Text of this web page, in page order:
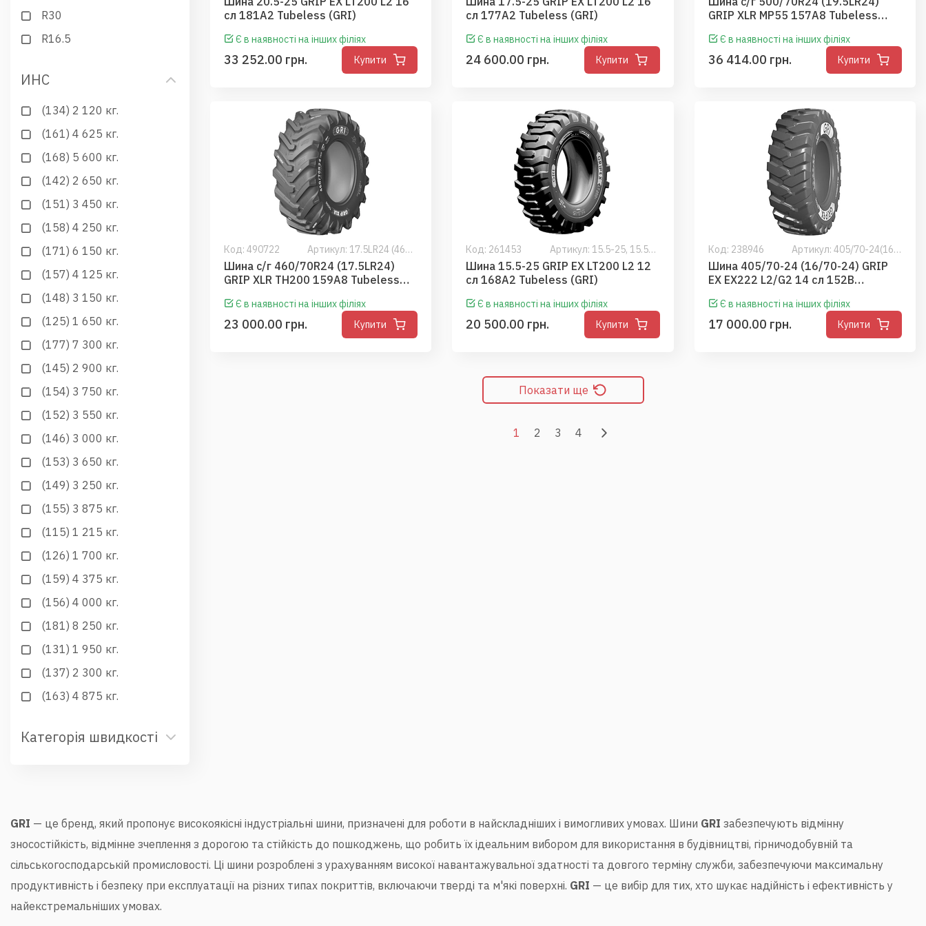
R30
R16.5
ИНС
(134) 2 120 кг.
(161) 4 625 кг.
(168) 5 600 кг.
(142) 2 650 кг.
(151) 3 450 кг.
(158) 4 250 кг.
(171) 6 150 кг.
(157) 4 125 кг.
(148) 3 150 кг.
(125) 1 650 кг.
(177) 7 300 кг.
(145) 2 900 кг.
(154) 3 750 кг.
(152) 3 550 кг.
(146) 3 000 кг.
(153) 3 650 кг.
(149) 3 250 кг.
(155) 3 875 кг.
(115) 1 215 кг.
(126) 1 700 кг.
(159) 4 375 кг.
(156) 4 000 кг.
(181) 8 250 кг.
(131) 1 950 кг.
(137) 2 300 кг.
(163) 4 875 кг.
Категорія швидкості
сл 181A2 Tubeless (GRI)
Є в наявності на інших філіях
33 252.00 грн. Купити
сл 177A2 Tubeless (GRI)
Є в наявності на інших філіях
24 600.00 грн. Купити
GRIP XLR MP55 157A8 Tubeless
Є в наявності на інших філіях
36 414.00 грн. Купити
Код: 490722 Артикул: 17.5LR24 (460/70R24, 460/70-24, 17.5-24, 17.5R24 )
Шина с/г 460/70R24 (17.5LR24)
GRIP XLR TH200 159A8 Tubeless
Є в наявності на інших філіях
23 000.00 грн. Купити
Код: 261453 Артикул: 15.5-25, 15.5R25
Шина 15.5-25 GRIP EX LT200 L2 12
сл 168A2 Tubeless (GRI)
Є в наявності на інших філіях
20 500.00 грн. Купити
Код: 238946 Артикул: 405/70-24(16.0/70-24,16/70-24,16.0/70R24,405/70R24
Шина 405/70-24 (16/70-24) GRIP
EX EX222 L2/G2 14 сл 152B
Є в наявності на інших філіях
17 000.00 грн. Купити
Показати ще
1 2 3 4
GRI — це бренд, який пропонує високоякісні індустріальні шини, призначені для роботи в найскладніших і вимогливих умовах. Шини GRI забезпечують відмінну
зносостійкість, відмінне зчеплення з дорогою та стійкість до пошкоджень, що робить їх ідеальним вибором для використання в будівництві, гірничодобувній та
сільськогосподарській промисловості. Ці шини розроблені з урахуванням високої навантажувальної здатності та довгого терміну служби, забезпечуючи максимальну
продуктивність і безпеку при експлуатації на різних типах покриттів, включаючи тверді та м'які поверхні. GRI — це вибір для тих, хто шукає надійність і ефективність у
найекстремальніших умовах.